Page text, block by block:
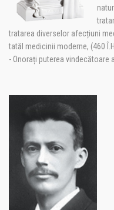
tratarea diverselor afecțiuni
tatăl medicinii moderne, (460
- Onorați puterea vindecătoare